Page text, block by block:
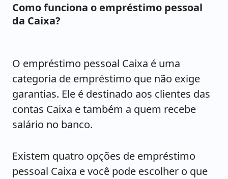
Como funciona o empréstimo pessoal
da Caixa?
O empréstimo pessoal Caixa é uma
categoria de empréstimo que não exige
garantias. Ele é destinado aos clientes das
contas Caixa e também a quem recebe
salário no banco.
Existem quatro opções de empréstimo
pessoal Caixa e você pode escolher o que